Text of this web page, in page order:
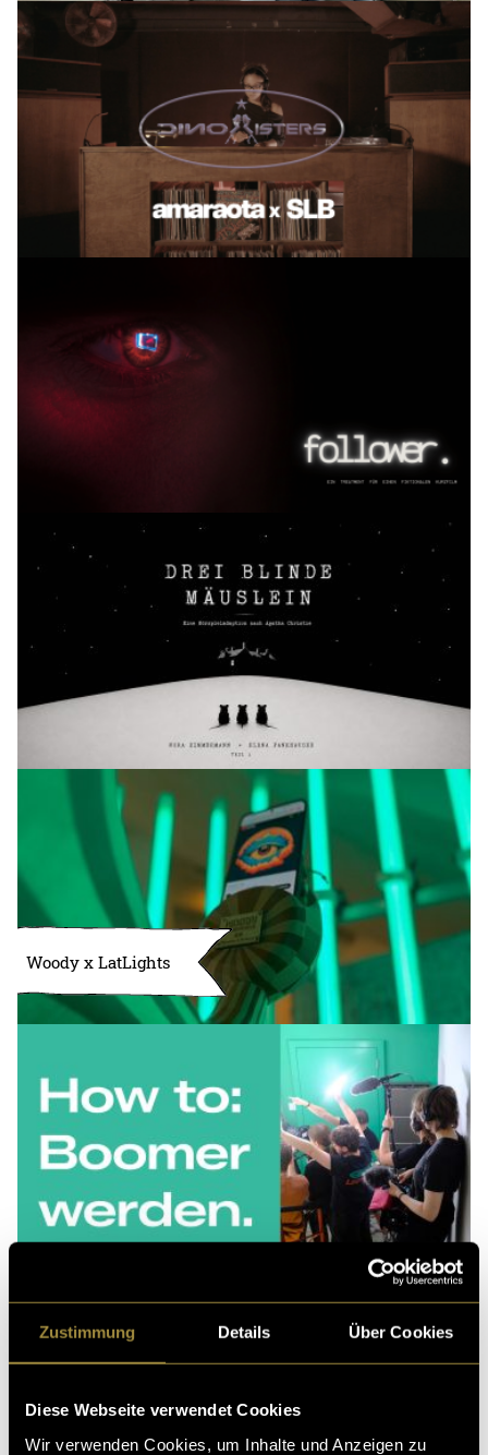
Zustimmung Details Über Cookies
Diese Webseite verwendet Cookies
Wir verwenden Cookies, um Inhalte und Anzeigen zu
Woody x LatLights